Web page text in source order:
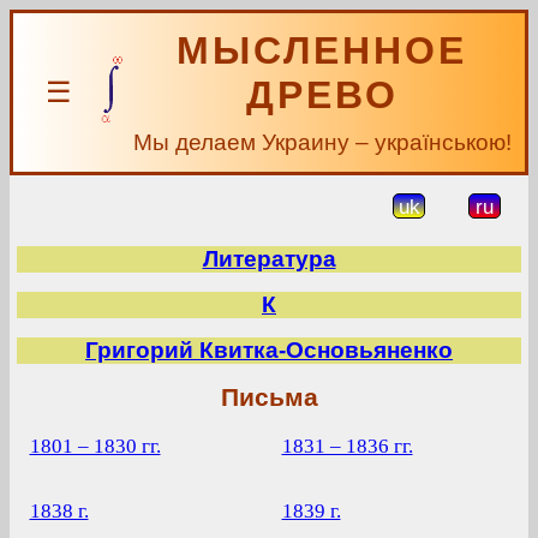
☰
МЫСЛЕННОЕ
ДРЕВО
Мы делаем Украину – українською!
uk ru
Литература
К
Григорий Квитка-Основьяненко
Письма
1801 – 1830 гг. 1831 – 1836 гг.
1838 г. 1839 г.